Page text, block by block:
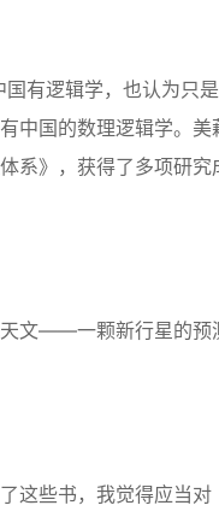
有逻辑学，也认为只是
中国的数理逻辑学。美
系》，获得了多项研究
文——一颗新行星的预
这些书，我觉得应当对